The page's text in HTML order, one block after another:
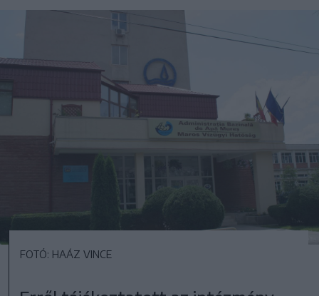
FOTÓ: HAÁZ VINCE